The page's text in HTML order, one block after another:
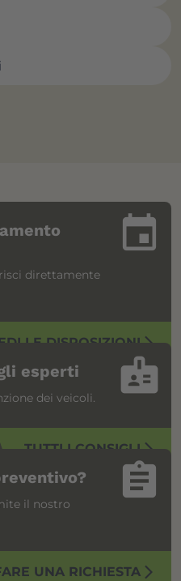
insert_invitation
direttamente
LE DISPOSIZIONIarrow_forward_ios
badge
esperti
dei veicoli.
TUTTI I CONSIGLIarrow_forward_ios
assignment
il nostro
UNA RICHIESTA arrow_forward_ios